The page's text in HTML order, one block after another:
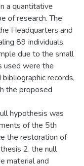
a quantitative
of research. The
Headquarters and
89 individuals,
due to the small
used were the
records,
the proposed
hypothesis was
of the 5th
the restoration of
2, the null
material and